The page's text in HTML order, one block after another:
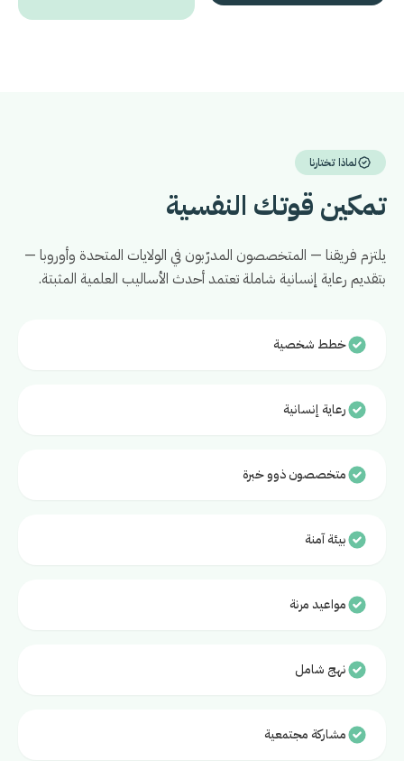
لماذا تختارنا
تمكين قوتك النفسية
يلتزم فريقنا — المتخصصون المدرّبون في الولايات المتحدة وأوروبا —
بتقديم رعاية إنسانية شاملة تعتمد أحدث الأساليب العلمية المثبتة.
خطط شخصية
رعاية إنسانية
متخصصون ذوو خبرة
بيئة آمنة
مواعيد مرنة
نهج شامل
مشاركة مجتمعية